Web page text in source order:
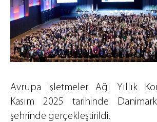
Avrupa İşletmeler Ağı Yıllık
Kasım 2025 tarihinde
şehrinde gerçekleştirildi.